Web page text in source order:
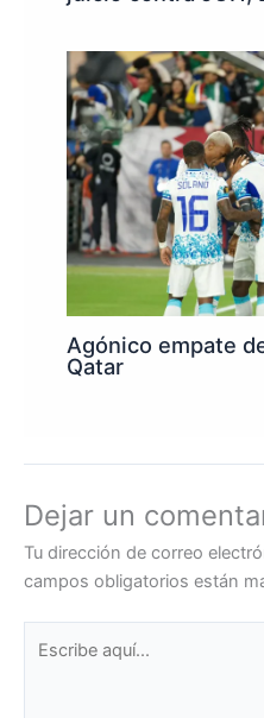
Agónico empate
Qatar
Dejar un
Tu dirección de correo
campos obligatorios están
aquí...